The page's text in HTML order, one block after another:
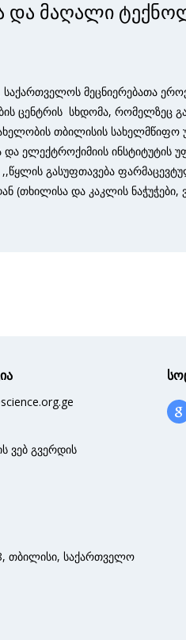
და მაღალი
მეცნიერებათა
ცენტრის სხდომა, რომელზეც
თბილისის
და ელექტროქიმიის ინსტიტუტის
,,წყლის გასუფთავება
(თხილისა და კაკლის ნაჭუჭები,
ვებ გვერდის
თბილისი, საქართველო